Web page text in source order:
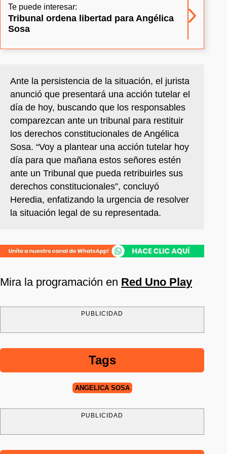
Te puede interesar:
Tribunal ordena libertad para Angélica
Sosa
Ante la persistencia de la situación, el jurista
anunció que presentará una acción tutelar el
día de hoy, buscando que los responsables
comparezcan ante un tribunal para restituir
los derechos constitucionales de Angélica
Sosa. “Voy a plantear una acción tutelar hoy
día para que mañana estos señores estén
ante un Tribunal que pueda retribuirles sus
derechos constitucionales”, concluyó
Heredia, enfatizando la urgencia de resolver
la situación legal de su representada.
Mira la programación en Red Uno Play
PUBLICIDAD
Tags
ANGÉLICA SOSA
PUBLICIDAD